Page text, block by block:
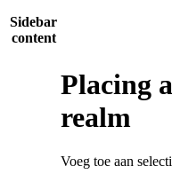
Sidebar
content
Placing
realm
Voeg toe aan